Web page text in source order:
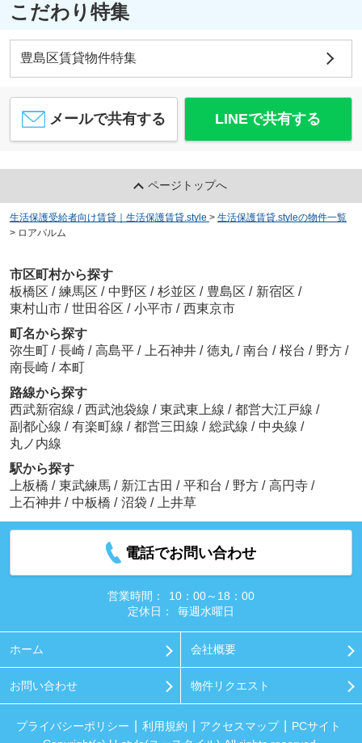
こだわり特集
豊島区賃貸物件特集
メールで共有する LINEで共有する
ページトップへ
生活保護受給者向け賃貸｜生活保護賃貸.style > 生活保護賃貸.styleの物件一覧
> ロアパルム
市区町村から探す
板橋区 / 練馬区 / 中野区 / 杉並区 / 豊島区 / 新宿区 /
東村山市 / 世田谷区 / 小平市 / 西東京市
町名から探す
弥生町 / 長崎 / 高島平 / 上石神井 / 徳丸 / 南台 / 桜台 / 野方 /
南長崎 / 本町
路線から探す
西武新宿線 / 西武池袋線 / 東武東上線 / 都営大江戸線 /
副都心線 / 有楽町線 / 都営三田線 / 総武線 / 中央線 /
丸ノ内線
駅から探す
上板橋 / 東武練馬 / 新江古田 / 平和台 / 野方 / 高円寺 /
上石神井 / 中板橋 / 沼袋 / 上井草
電話でお問い合わせ
営業時間：
10：00～18：00
定休日：
毎週水曜日
ホーム 会社概要
お問い合わせ 物件リクエスト
プライバシーポリシー 利用規約 アクセスマップ
PCサイト